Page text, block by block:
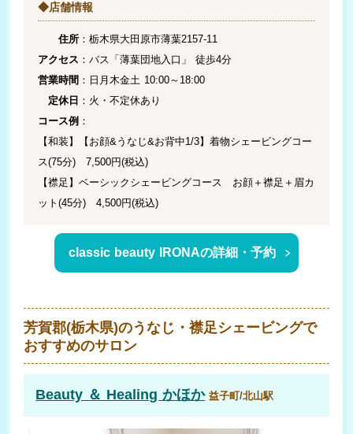
◆店舗情報
住所 ：栃木県大田原市薄葉2157-11
アクセス ：バス「薄葉団地入口」 徒歩4分
営業時間 ：日月木金土 10:00～18:00
定休日 ：火・不定休あり
コース例 ：
【和装】【お顔&うなじ&お背中1/3】着物シェービングコー
ス(75分) 7,500円(税込)
【襟足】ベーシックシェービングコース お顔＋襟足＋眉カ
ット(45分) 4,500円(税込)
classic beauty IRONAの詳細・予約
芳賀郡(栃木県)のうなじ・襟足シェービングで
おすすめのサロン
Beauty ＆ Healing かほか益子町/北山駅